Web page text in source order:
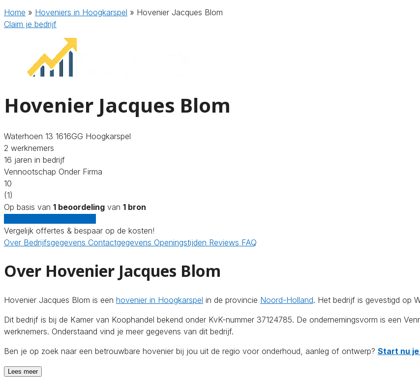
Home » Hoveniers in Hoogkarspel » Hovenier Jacques Blom
Claim je bedrijf
Hovenier Jacques Blom
Waterhoen 13 1616GG Hoogkarspel
2 werknemers
16 jaren in bedrijf
Vennootschap Onder Firma
10
(1)
Op basis van 1 beoordeling van 1 bron
Vergelijk offertes & bespaar op de kosten!
Over Bedrijfsgegevens Contactgegevens Openingstijden Reviews FAQ
Over Hovenier Jacques Blom
Hovenier Jacques Blom is een hovenier in Hoogkarspel in de provincie Noord-Holland. Het bedrijf is gevestigd op
Dit bedrijf is bij de Kamer van Koophandel bekend onder KvK-nummer 37124785. De ondernemingsvorm is een
werknemers. Onderstaand vind je meer gegevens van dit bedrijf.
Ben je op zoek naar een betrouwbare hovenier bij jou uit de regio voor onderhoud, aanleg of ontwerp? Start nu
Lees meer